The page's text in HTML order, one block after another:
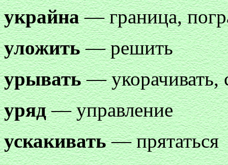
украйна— граница,
уложить— решить
урывать— укорачивать,
уряд— управление
ускакивать— прятаться